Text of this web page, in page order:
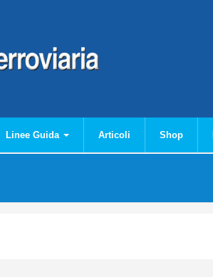
Linee Guida Articoli Shop